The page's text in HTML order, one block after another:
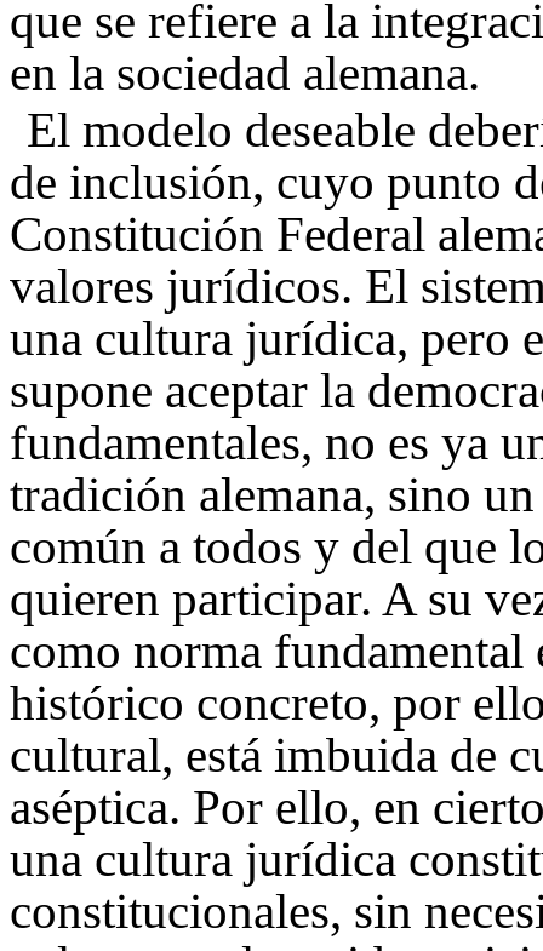
que se refiere a la
en la sociedad alemana.
El modelo deseable
de inclusión, cuyo punto
Constitución Federal
valores jurídicos. El
una cultura jurídica, pero
supone aceptar la
fundamentales, no es ya
tradición alemana, sino
común a todos y del que
quieren participar. A su
como norma fundamental
histórico concreto, por
cultural, está imbuida de
aséptica. Por ello, en
una cultura jurídica
constitucionales, sin